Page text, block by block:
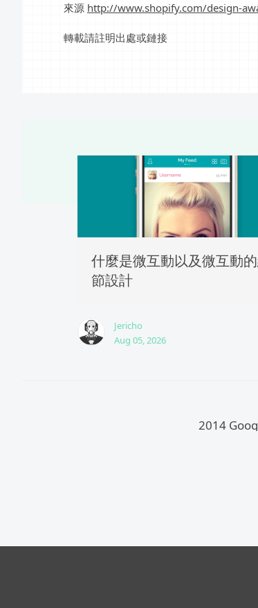
來源 http://www.shopify.com/design-
轉載請註明出處或鏈接
什麼是微互動以及微互動
節設計
Jericho
Aug 05, 2026
2014